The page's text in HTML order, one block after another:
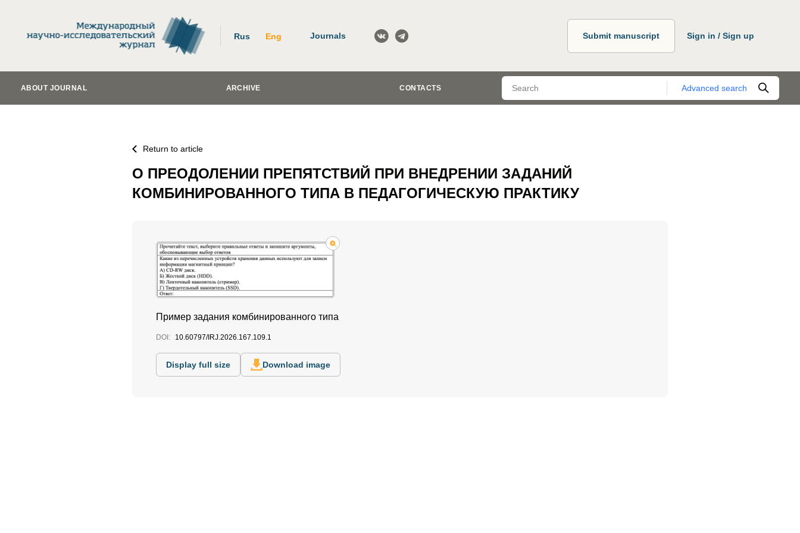
Rus Eng Journals Submit manuscript Sign in / Sign up
ABOUT JOURNAL ARCHIVE CONTACTS Advanced search
Return to article
О ПРЕОДОЛЕНИИ ПРЕПЯТСТВИЙ ПРИ ВНЕДРЕНИИ ЗАДАНИЙ
КОМБИНИРОВАННОГО ТИПА В ПЕДАГОГИЧЕСКУЮ ПРАКТИКУ
Пример задания комбинированного типа
DOI: 10.60797/IRJ.2026.167.109.1
Display full size Download image